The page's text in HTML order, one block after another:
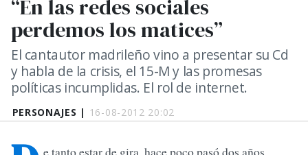
PERSONAJES | 16-08-2012 20:02
“En las redes sociales
perdemos los matices”
El cantautor madrileño vino a presentar su Cd
y habla de la crisis, el 15-M y las promesas
políticas incumplidas. El rol de internet.
e tanto estar de gira, hace poco pasó dos años